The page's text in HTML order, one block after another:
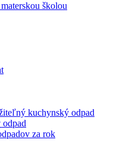
školou
kuchynský odpad
za rok